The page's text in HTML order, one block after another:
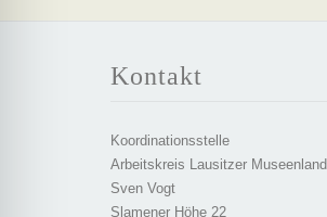
Kontakt
Koordinationsstelle
Arbeitskreis Lausitzer Museenland
Sven Vogt
Slamener Höhe 22